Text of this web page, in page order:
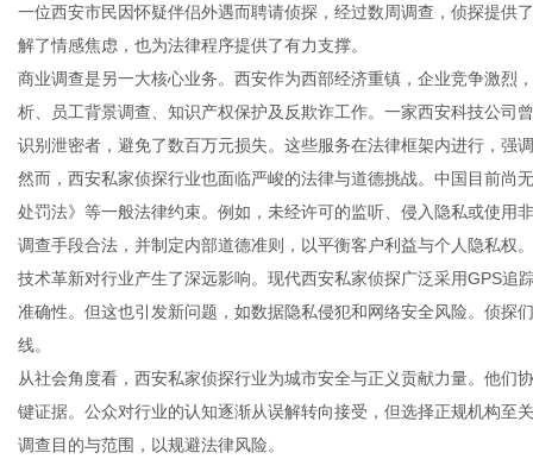
一位西安市民因怀疑伴侣外遇而聘请侦探，经过数周调查，侦探提供
解了情感焦虑，也为法律程序提供了有力支撑。
商业调查是另一大核心业务。西安作为西部经济重镇，企业竞争激烈
析、员工背景调查、知识产权保护及反欺诈工作。一家西安科技公司
识别泄密者，避免了数百万元损失。这些服务在法律框架内进行，强
然而，西安私家侦探行业也面临严峻的法律与道德挑战。中国目前尚
处罚法》等一般法律约束。例如，未经许可的监听、侵入隐私或使用
调查手段合法，并制定内部道德准则，以平衡客户利益与个人隐私权。
技术革新对行业产生了深远影响。现代西安私家侦探广泛采用GPS
准确性。但这也引发新问题，如数据隐私侵犯和网络安全风险。侦探
线。
从社会角度看，西安私家侦探行业为城市安全与正义贡献力量。他们
键证据。公众对行业的认知逐渐从误解转向接受，但选择正规机构至
调查目的与范围，以规避法律风险。